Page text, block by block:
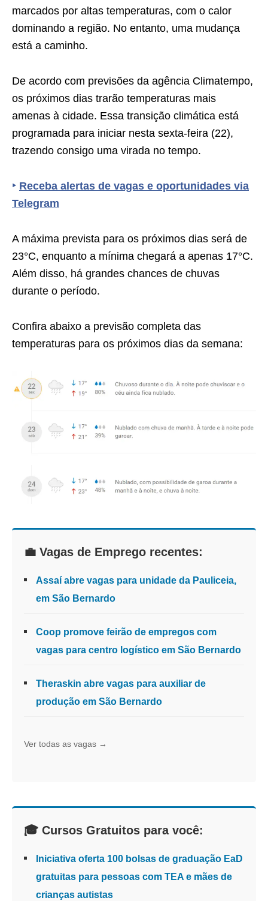
marcados por altas temperaturas, com o calor
dominando a região. No entanto, uma mudança
está a caminho.
De acordo com previsões da agência Climatempo,
os próximos dias trarão temperaturas mais
amenas à cidade. Essa transição climática está
programada para iniciar nesta sexta-feira (22),
trazendo consigo uma virada no tempo.
‣ Receba alertas de vagas e oportunidades via
Telegram
A máxima prevista para os próximos dias será de
23°C, enquanto a mínima chegará a apenas 17°C.
Além disso, há grandes chances de chuvas
durante o período.
Confira abaixo a previsão completa das
temperaturas para os próximos dias da semana:
💼 Vagas de Emprego recentes:
Assaí abre vagas para unidade da Pauliceia,
em São Bernardo
Coop promove feirão de empregos com
vagas para centro logístico em São Bernardo
Theraskin abre vagas para auxiliar de
produção em São Bernardo
Ver todas as vagas →
🎓 Cursos Gratuitos para você:
Iniciativa oferta 100 bolsas de graduação EaD
gratuitas para pessoas com TEA e mães de
crianças autistas